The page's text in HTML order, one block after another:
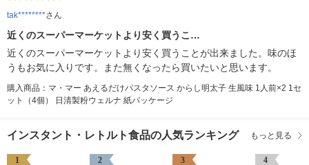
tak********さん
近くのスーパーマーケットより安く買うこ…
近くのスーパーマーケットより安く買うことが出来ました。味のほ
うもお気に入りです。また無くなったら買いたいと思います。
購入商品：マ・マー あえるだけパスタソース からし明太子 生風味 1人前×2 1セ
ット（4個） 日清製粉ウェルナ 紙パッケージ
インスタント・レトルト食品の人気ランキング もっと見る
1 2 3 4